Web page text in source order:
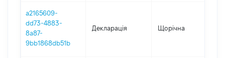
a2165609-
dd73-4883-
8a87-
9bb1868db51b
Декларація Щорічна